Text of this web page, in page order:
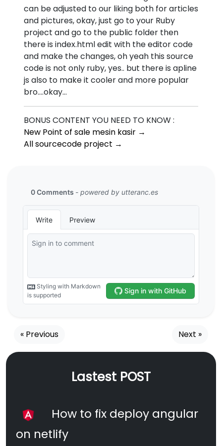
can be adjusted to our liking both for articles
and pictures, okay, just go to your Ruby
project and go to the public folder then
there is index.html edit with the editor code
and make the changes, oh yeah this source
code is not only ruby, yes.. but there is apline
js also to make it cooler and more popular
bro....okay...
BONUS CONTENT YOU NEED TO KNOW :
New Point of sale mesin kasir →
All sourcecode project →
« Previous Next »
Lastest POST
How to fix deploy angular
on netlify